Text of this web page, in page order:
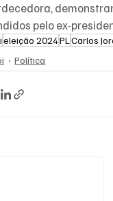
pelo ex-
eleição 2024PL Carlos
Política